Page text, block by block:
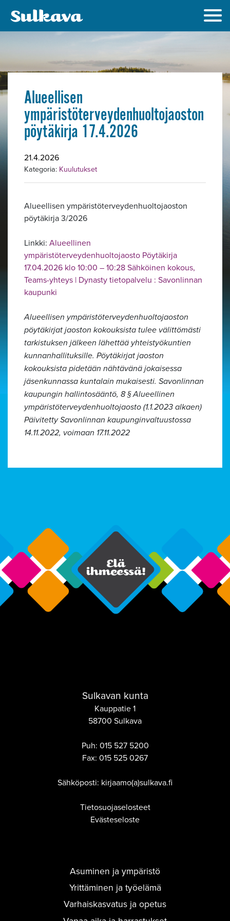
Alueellisen
ympäristöterveydenhuoltojaoston
pöytäkirja 17.4.2026
21.4.2026
Kategoria: Kuulutukset
Alueellisen ympäristöterveydenhuoltojaoston
pöytäkirja 3/2026
Linkki: Alueellinen
ympäristöterveydenhuoltojaosto Pöytäkirja
17.04.2026 klo 10:00 – 10:28 Sähköinen kokous,
Teams-yhteys | Dynasty tietopalvelu : Savonlinnan
kaupunki
Alueellisen ympäristöterveydenhuoltojaoston
pöytäkirjat jaoston kokouksista tulee välittömästi
tarkistuksen jälkeen lähettää yhteistyökuntien
kunnanhallituksille. Pöytäkirjat jaoston
kokouksista pidetään nähtävänä jokaisessa
jäsenkunnassa kuntalain mukaisesti. Savonlinnan
kaupungin hallintosääntö, 8 § Alueellinen
ympäristöterveydenhuoltojaosto (1.1.2023 alkaen)
Päivitetty Savonlinnan kaupunginvaltuustossa
14.11.2022, voimaan 17.11.2022
Sulkavan kunta
Kauppatie 1
58700 Sulkava
Puh: 015 527 5200
Fax: 015 525 0267
Sähköposti: kirjaamo(a)sulkava.fi
Tietosuojaselosteet
Evästeseloste
Alavalikko
Asuminen ja ympäristö
Yrittäminen ja työelämä
Varhaiskasvatus ja opetus